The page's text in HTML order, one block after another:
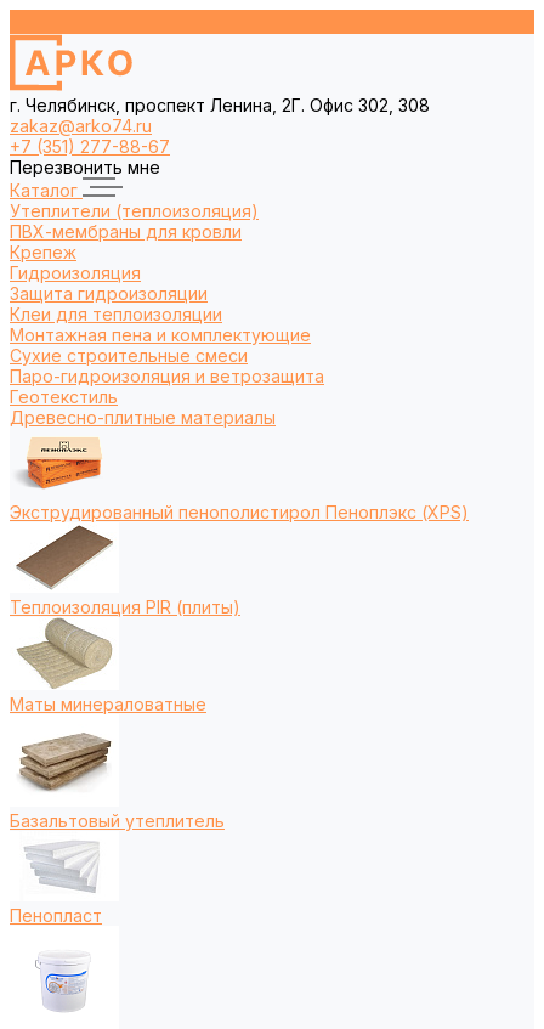
г. Челябинск, проспект Ленина, 2Г. Офис 302, 308
zakaz@arko74.ru
+7 (351) 277-88-67
Перезвонить мне
Каталог
Утеплители (теплоизоляция)
ПВХ-мембраны для кровли
Крепеж
Гидроизоляция
Защита гидроизоляции
Клеи для теплоизоляции
Монтажная пена и комплектующие
Сухие строительные смеси
Паро-гидроизоляция и ветрозащита
Геотекстиль
Древесно-плитные материалы
Экструдированный пенополистирол Пеноплэкс (XPS)
Теплоизоляция PIR (плиты)
Маты минераловатные
Базальтовый утеплитель
Пенопласт